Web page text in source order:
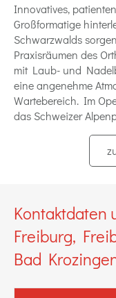
Innovatives,
Großformatige
Schwarzwalds
Praxisräumen des
mit Laub- und
eine angenehme
Wartebereich. Im
das Schweizer
Kontaktdaten
Freiburg,
Bad